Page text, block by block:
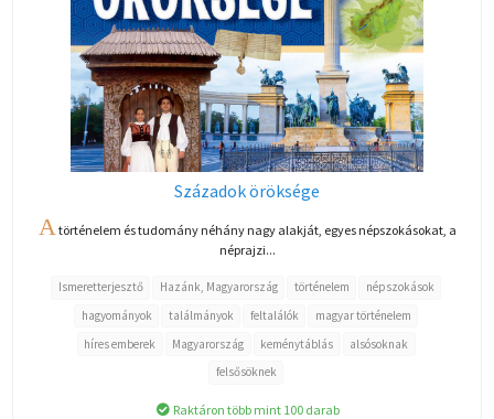
Századok öröksége
A történelem és tudomány néhány nagy alakját, egyes népszokásokat, a
néprajzi...
Ismeretterjesztő Hazánk, Magyarország történelem
népszokások
hagyományok
találmányok feltalálók
magyar történelem
híres emberek
Magyarország keménytáblás
alsósoknak
felsősöknek
Raktáron több mint 100 darab